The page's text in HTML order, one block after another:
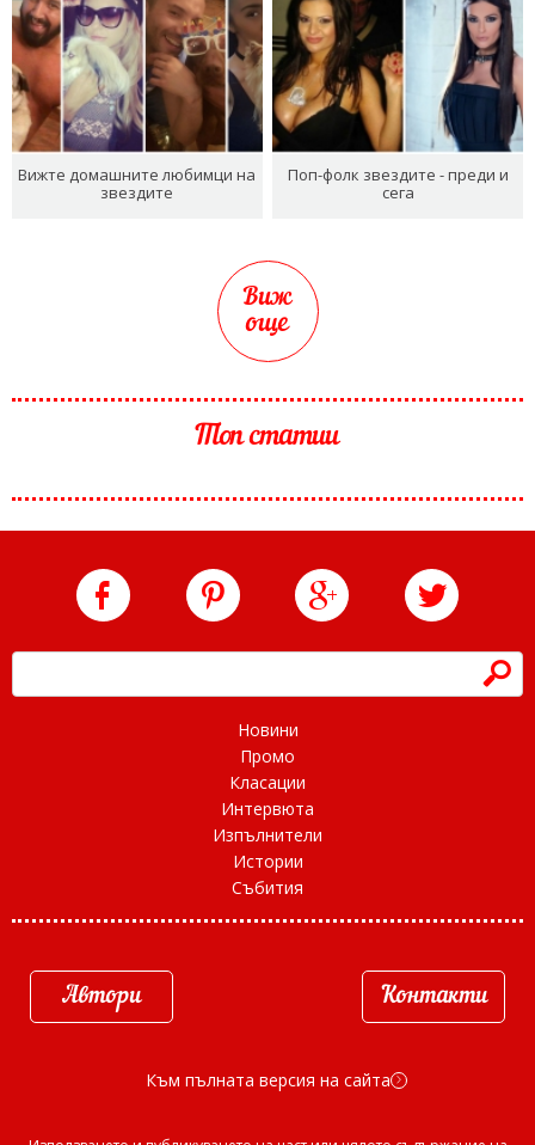
Вижте домашните любимци на
звездите
Поп-фолк звездите - преди и
сега
Виж
още
Топ статии
h
Новини
Промо
Класации
Интервюта
Изпълнители
Истории
Събития
Автори Контакти
Към пълната версия на сайта d